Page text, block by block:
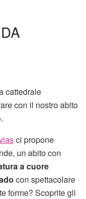
cattedrale
con il nostro abito
.
ci propone
un abito con
a cuore
con spettacolare
forme? Scoprite gli